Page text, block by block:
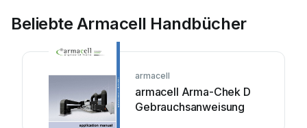
Beliebte Armacell Handbücher
armacell
armacell Arma-Chek D
Gebrauchsanweisung